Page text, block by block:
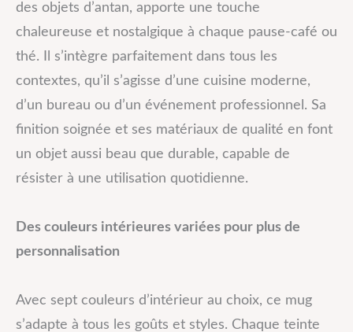
des objets d’antan, apporte une touche
chaleureuse et nostalgique à chaque pause-café ou
thé. Il s’intègre parfaitement dans tous les
contextes, qu’il s’agisse d’une cuisine moderne,
d’un bureau ou d’un événement professionnel. Sa
finition soignée et ses matériaux de qualité en font
un objet aussi beau que durable, capable de
résister à une utilisation quotidienne.
Des couleurs intérieures variées pour plus de
personnalisation
Avec sept couleurs d’intérieur au choix, ce mug
s’adapte à tous les goûts et styles. Chaque teinte